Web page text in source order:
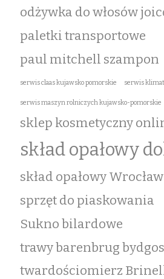
odżywka do włosów
paletki transportowe
paul mitchell szampon
serwis claas kujawsko pomorskie serwis
serwis maszyn rolniczych kujawsko-pomorskie
sklep kosmetyczny
skład opałowy
skład opałowy Wrocław
sprzęt do piaskowania
Sukno bilardowe
trawy barenbrug
twardościomierz